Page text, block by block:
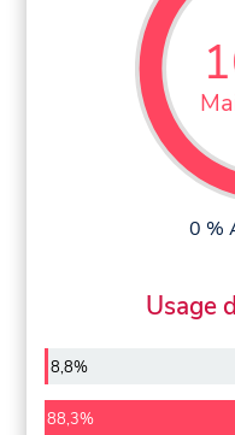
0 %
Usage
8,8%
88,3%